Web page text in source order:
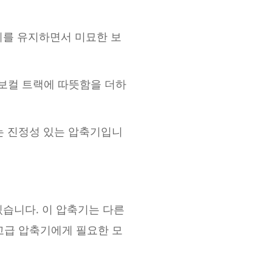
유지하면서 미묘한 보
컬 트랙에 따뜻함을 더하
진정성 있는 압축기입니
니다. 이 압축기는 다른
압축기에게 필요한 모